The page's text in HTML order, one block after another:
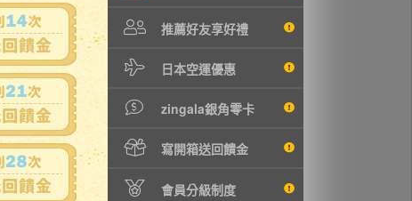
推薦好友享好禮
日本空運優惠
zingala銀角零卡
寫開箱送回饋金
會員分級制度